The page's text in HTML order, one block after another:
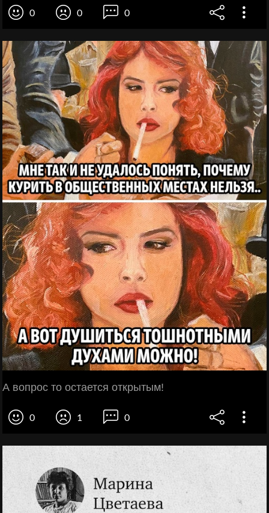
0 0 0
А вопрос то остается открытым!
0 1 0